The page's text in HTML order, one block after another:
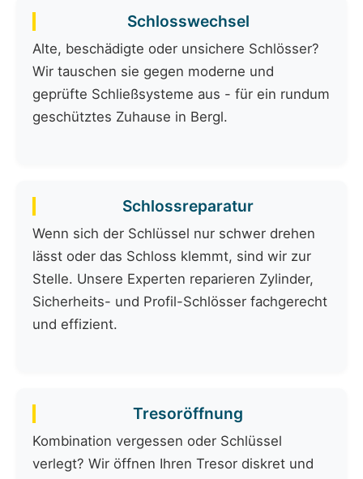
Schlosswechsel
Alte, beschädigte oder unsichere Schlösser?
Wir tauschen sie gegen moderne und
geprüfte Schließsysteme aus - für ein rundum
geschütztes Zuhause in Bergl.
Schlossreparatur
Wenn sich der Schlüssel nur schwer drehen
lässt oder das Schloss klemmt, sind wir zur
Stelle. Unsere Experten reparieren Zylinder,
Sicherheits- und Profil-Schlösser fachgerecht
und effizient.
Tresoröffnung
Kombination vergessen oder Schlüssel
verlegt? Wir öffnen Ihren Tresor diskret und